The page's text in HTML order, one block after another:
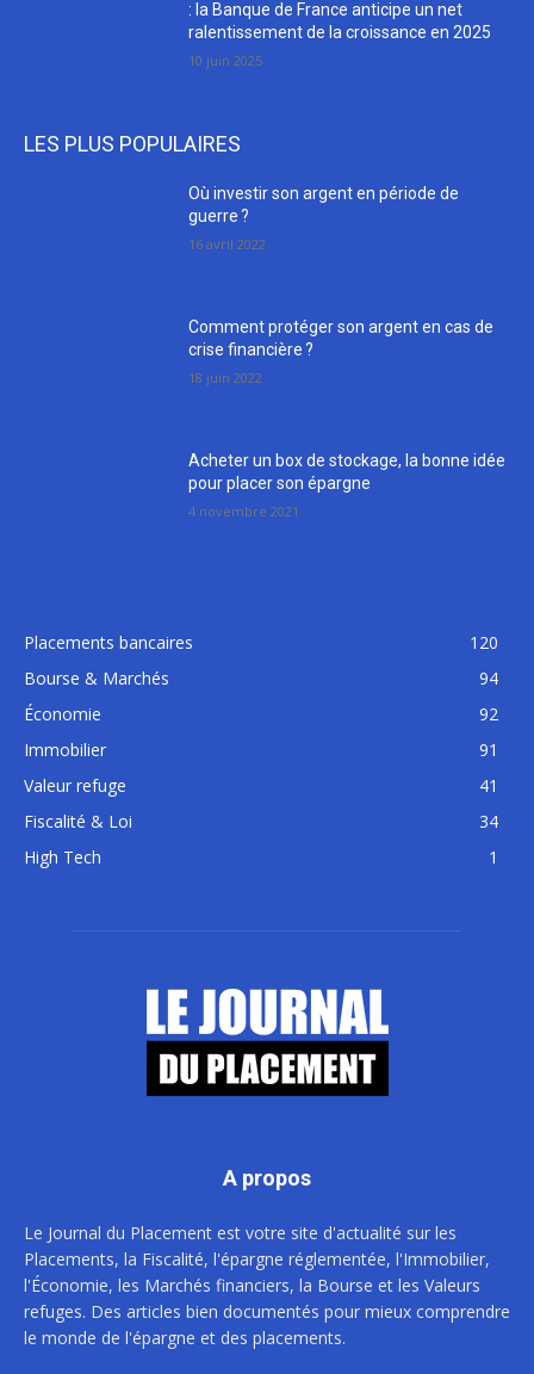
: la Banque de France anticipe un net
ralentissement de la croissance en 2025
10 juin 2025
LES PLUS POPULAIRES
Où investir son argent en période de
guerre ?
16 avril 2022
Comment protéger son argent en cas de
crise financière ?
18 juin 2022
Acheter un box de stockage, la bonne idée
pour placer son épargne
4 novembre 2021
Placements bancaires
120
Bourse & Marchés
94
Économie
92
Immobilier
91
Valeur refuge
41
Fiscalité & Loi
34
High Tech
1
A propos
Le Journal du Placement est votre site d'actualité sur les
Placements, la Fiscalité, l'épargne réglementée, l'Immobilier,
l'Économie, les Marchés financiers, la Bourse et les Valeurs
refuges. Des articles bien documentés pour mieux comprendre
le monde de l'épargne et des placements.